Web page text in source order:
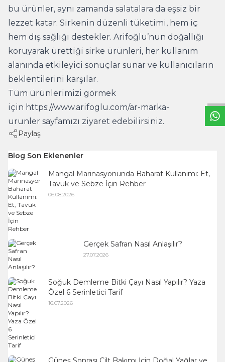
WhtsappBilgHat
bu ürünler, aynı zamanda salatalara da eşsiz bir
lezzet katar. Sirkenin düzenli tüketimi, hem iç
hem dış sağlığı destekler. Arifoğlu’nun doğallığı
koruyarak ürettiği sirke ürünleri, her kullanım
alanında etkileyici sonuçlar sunar ve kullanıcıların
beklentilerini karşılar.
Tüm ürünlerimizi görmek
için https://www.arifoglu.com/ar-marka-
urunler sayfamızı ziyaret edebilirsiniz.
Paylaş
Blog Son Eklenenler
Mangal Marinasyonunda Baharat Kullanımı: Et,
Tavuk ve Sebze İçin Rehber
06.08.2026
Gerçek Safran Nasıl Anlaşılır?
27.07.2026
Soğuk Demleme Bitki Çayı Nasıl Yapılır? Yaza
Özel 6 Serinletici Tarif
16.07.2026